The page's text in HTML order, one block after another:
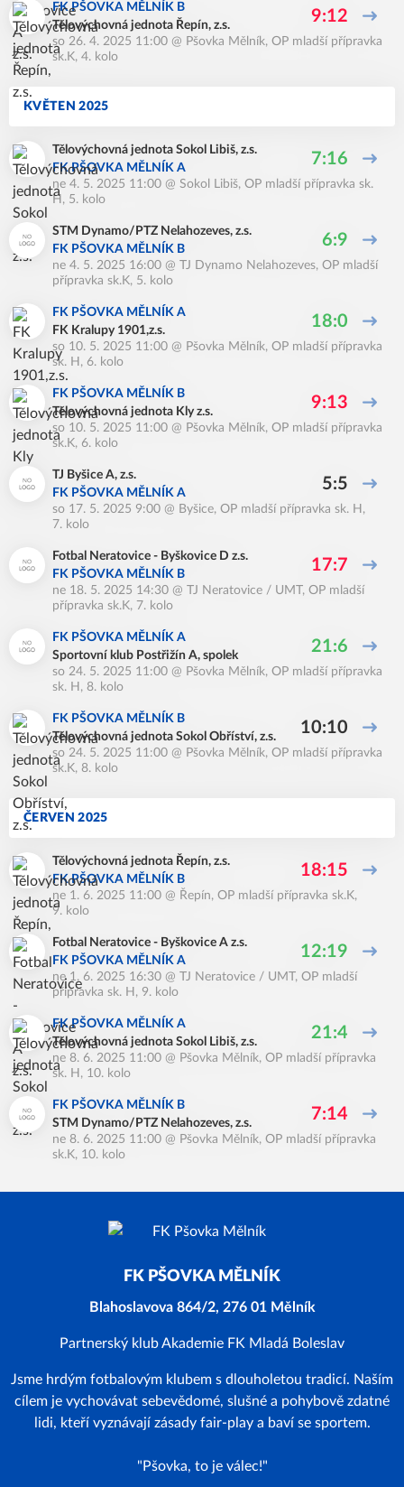
FK PŠOVKA MĚLNÍK B
Tělovýchovná jednota Řepín, z.s.
9:12
so 26. 4. 2025 11:00 @ Pšovka Mělník, OP mladší přípravka
sk.K, 4. kolo
KVĚTEN 2025
Tělovýchovná jednota Sokol Libiš, z.s.
FK PŠOVKA MĚLNÍK A
7:16
ne 4. 5. 2025 11:00 @ Sokol Libiš, OP mladší přípravka sk.
H, 5. kolo
STM Dynamo/PTZ Nelahozeves, z.s.
FK PŠOVKA MĚLNÍK B
6:9
ne 4. 5. 2025 16:00 @ TJ Dynamo Nelahozeves, OP mladší
přípravka sk.K, 5. kolo
FK PŠOVKA MĚLNÍK A
FK Kralupy 1901,z.s.
18:0
so 10. 5. 2025 11:00 @ Pšovka Mělník, OP mladší přípravka
sk. H, 6. kolo
FK PŠOVKA MĚLNÍK B
Tělovýchovná jednota Kly z.s.
9:13
so 10. 5. 2025 11:00 @ Pšovka Mělník, OP mladší přípravka
sk.K, 6. kolo
TJ Byšice A, z.s.
FK PŠOVKA MĚLNÍK A
5:5
so 17. 5. 2025 9:00 @ Byšice, OP mladší přípravka sk. H,
7. kolo
Fotbal Neratovice - Byškovice D z.s.
FK PŠOVKA MĚLNÍK B
17:7
ne 18. 5. 2025 14:30 @ TJ Neratovice / UMT , OP mladší
přípravka sk.K, 7. kolo
FK PŠOVKA MĚLNÍK A
Sportovní klub Postřižín A, spolek
21:6
so 24. 5. 2025 11:00 @ Pšovka Mělník, OP mladší přípravka
sk. H, 8. kolo
FK PŠOVKA MĚLNÍK B
Tělovýchovná jednota Sokol Obříství, z.s.
10:10
so 24. 5. 2025 11:00 @ Pšovka Mělník, OP mladší přípravka
sk.K, 8. kolo
ČERVEN 2025
Tělovýchovná jednota Řepín, z.s.
FK PŠOVKA MĚLNÍK B
18:15
ne 1. 6. 2025 11:00 @ Řepín, OP mladší přípravka sk.K,
9. kolo
Fotbal Neratovice - Byškovice A z.s.
FK PŠOVKA MĚLNÍK A
12:19
ne 1. 6. 2025 16:30 @ TJ Neratovice / UMT , OP mladší
přípravka sk. H, 9. kolo
FK PŠOVKA MĚLNÍK A
Tělovýchovná jednota Sokol Libiš, z.s.
21:4
ne 8. 6. 2025 11:00 @ Pšovka Mělník, OP mladší přípravka
sk. H, 10. kolo
FK PŠOVKA MĚLNÍK B
STM Dynamo/PTZ Nelahozeves, z.s.
7:14
ne 8. 6. 2025 11:00 @ Pšovka Mělník, OP mladší přípravka
sk.K, 10. kolo
FK PŠOVKA MĚLNÍK
Blahoslavova 864/2, 276 01 Mělník
Partnerský klub Akademie FK Mladá Boleslav
Jsme hrdým fotbalovým klubem s dlouholetou tradicí. Naším
cílem je vychovávat sebevědomé, slušné a pohybově zdatné
lidi, kteří vyznávají zásady fair-play a baví se sportem.
"Pšovka, to je válec!"